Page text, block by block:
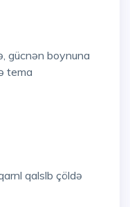
gücnən boynuna
tema
qalslb çöldə